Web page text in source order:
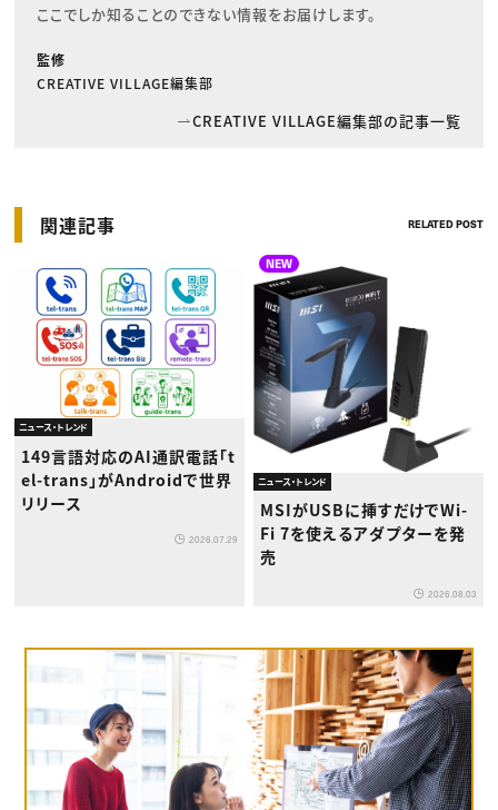
ここでしか知ることのできない情報をお届けします。
監修
CREATIVE VILLAGE編集部
CREATIVE VILLAGE編集部の記事一覧
関連記事 RELATED POST
ニュース・トレンド
149言語対応のAI通訳電話「t
el-trans」がAndroidで世界
リリース
2026.07.29
NEW
ニュース・トレンド
MSIがUSBに挿すだけでWi-
Fi 7を使えるアダプターを発
売
2026.08.03